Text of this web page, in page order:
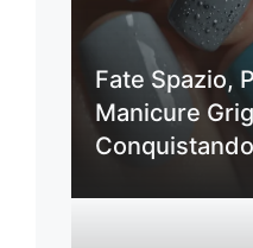
Fate Spazio,
Manicure